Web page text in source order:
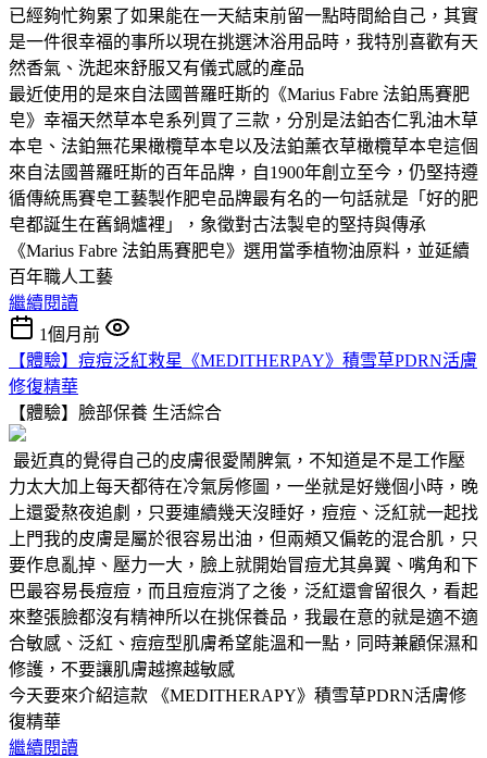
已經夠忙夠累了如果能在一天結束前留一點時間給自己，其實
是一件很幸福的事所以現在挑選沐浴用品時，我特別喜歡有天
然香氣、洗起來舒服又有儀式感的產品
最近使用的是來自法國普羅旺斯的《Marius Fabre 法鉑馬賽肥
皂》幸福天然草本皂系列買了三款，分別是法鉑杏仁乳油木草
本皂、法鉑無花果橄欖草本皂以及法鉑薰衣草橄欖草本皂這個
來自法國普羅旺斯的百年品牌，自1900年創立至今，仍堅持遵
循傳統馬賽皂工藝製作肥皂品牌最有名的一句話就是「好的肥
皂都誕生在舊鍋爐裡」，象徵對古法製皂的堅持與傳承
《Marius Fabre 法鉑馬賽肥皂》選用當季植物油原料，並延續
百年職人工藝
繼續閱讀
1個月前
【體驗】痘痘泛紅救星《MEDITHERPAY》積雪草PDRN活膚
修復精華
【體驗】臉部保養 生活綜合
最近真的覺得自己的皮膚很愛鬧脾氣，不知道是不是工作壓
力太大加上每天都待在冷氣房修圖，一坐就是好幾個小時，晚
上還愛熬夜追劇，只要連續幾天沒睡好，痘痘、泛紅就一起找
上門我的皮膚是屬於很容易出油，但兩頰又偏乾的混合肌，只
要作息亂掉、壓力一大，臉上就開始冒痘尤其鼻翼、嘴角和下
巴最容易長痘痘，而且痘痘消了之後，泛紅還會留很久，看起
來整張臉都沒有精神所以在挑保養品，我最在意的就是適不適
合敏感、泛紅、痘痘型肌膚希望能溫和一點，同時兼顧保濕和
修護，不要讓肌膚越擦越敏感
今天要來介紹這款 《MEDITHERAPY》積雪草PDRN活膚修
復精華
繼續閱讀